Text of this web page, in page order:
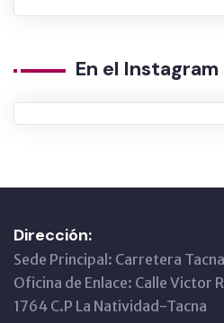
En el Instagram
Dirección:
Sede Principal: Carretera
Oficina de Enlace: Calle Victor
1764 C.P La Natividad-Tacna